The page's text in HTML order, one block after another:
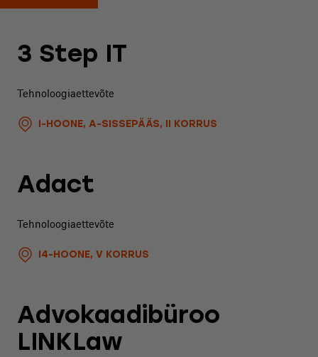
3 Step IT
Tehnoloogiaettevõte
I-HOONE, A-SISSEPÄÄS, II KORRUS
Adact
Tehnoloogiaettevõte
I4-HOONE, V KORRUS
Advokaadibüroo
LINKLaw